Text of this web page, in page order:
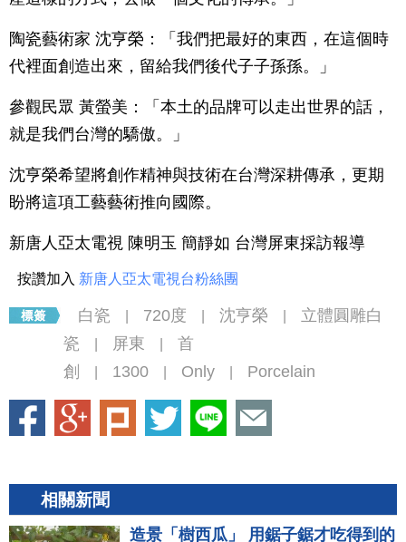
陶瓷藝術家 沈亨榮：「我們把最好的東西，在這個時
代裡面創造出來，留給我們後代子子孫孫。」
參觀民眾 黃螢美：「本土的品牌可以走出世界的話，
就是我們台灣的驕傲。」
沈亨榮希望將創作精神與技術在台灣深耕傳承，更期
盼將這項工藝藝術推向國際。
新唐人亞太電視 陳明玉 簡靜如 台灣屏東採訪報導
按讚加入 新唐人亞太電視台粉絲團
白瓷 720度 沈亨榮
立體圓雕白
瓷
屏東
首
創
1300 Only Porcelain
相關新聞
造景「樹西瓜」 用鋸子鋸才吃得到的